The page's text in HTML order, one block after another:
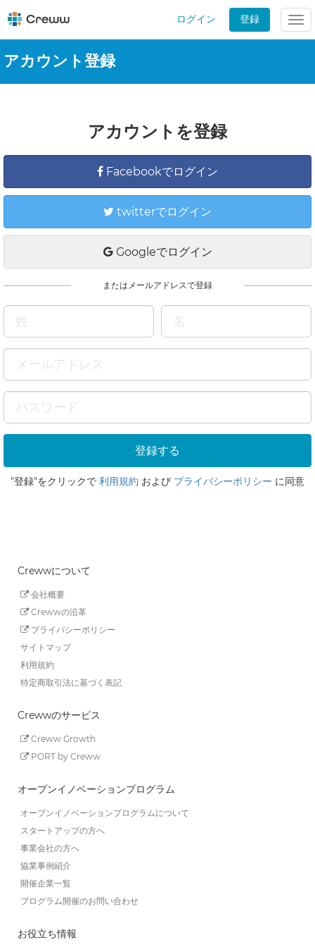
ログイン 登録
アカウント登録
アカウントを登録
Facebookでログイン
twitterでログイン
Googleでログイン
またはメールアドレスで登録
"登録"をクリックで 利用規約 および プライバシーポリシー に同意
Crewwについて
会社概要
Crewwの沿革
プライバシーポリシー
サイトマップ
利用規約
特定商取引法に基づく表記
Crewwのサービス
Creww Growth
PORT by Creww
オープンイノベーションプログラム
オープンイノベーションプログラムについて
スタートアップの方へ
事業会社の方へ
協業事例紹介
開催企業一覧
プログラム開催のお問い合わせ
お役立ち情報